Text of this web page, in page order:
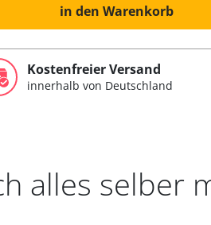
in den Warenkorb
Kostenfreier Versand
innerhalb von Deutschland
alles selber